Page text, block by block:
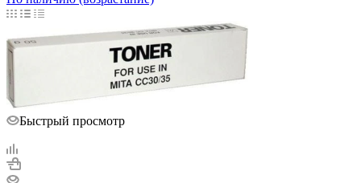
Быстрый просмотр